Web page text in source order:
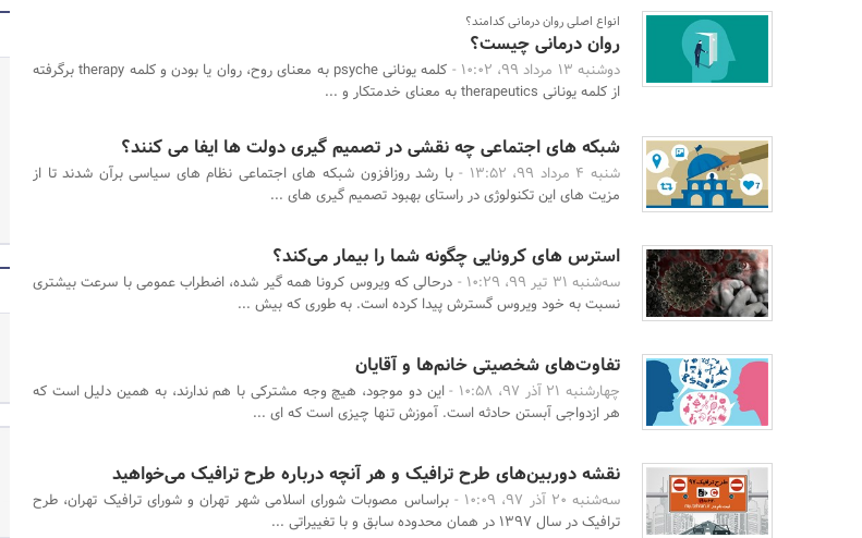
سازمان‌ها
روابط
عمومی‌ها
انواع اصلی روان درمانی کدامند؟
روان درمانی چیست؟
دوشنبه 13 مرداد 99، 10:02 -
کلمه یونانی psyche به معنای روح، روان یا بودن و کلمه therapy برگرفته
از کلمه یونانی therapeutics به معنای خدمتکار و ...
شبکه های اجتماعی چه نقشی در تصمیم گیری دولت ها ایفا می کنند؟
شنبه 4 مرداد 99، 13:52 -
با رشد روزافزون شبکه های اجتماعی نظام های سیاسی برآن شدند تا از
مزیت های این تکنولوژی در راستای بهبود تصمیم گیری های ...
استرس های کرونایی چگونه شما را بیمار می‌کند؟
سه‌شنبه 31 تیر 99، 10:29 -
درحالی که ویروس کرونا همه گیر شده، اضطراب عمومی با سرعت بیشتری
نسبت به خود ویروس گسترش پیدا کرده است. به طوری که بیش ...
تفاوت‌های شخصیتی خانم‌ها و آقایان
چهارشنبه 21 آذر 97، 10:58 -
این دو موجود، هیچ وجه مشترکی با هم ندارند، به همین دلیل است که
هر ازدواجی آبستن حادثه است. آموزش تنها چیزی است که ای ...
نقشه دوربین‌های طرح ترافیک و هر آنچه درباره طرح ترافیک می‌خواهید
سه‌شنبه 20 آذر 97، 10:09 -
براساس مصوبات شورای اسلامی شهر تهران و شورای ترافیک تهران، طرح
ترافیک در سال ۱۳۹۷ در همان محدوده سابق و با تغییراتی ...